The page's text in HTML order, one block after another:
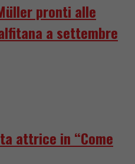
pronti alle
a settembre
attrice in “Come